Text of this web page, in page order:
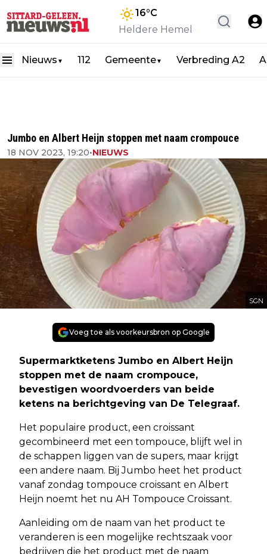
16°C
Heldere Hemel
Nieuws ▼ 112 Gemeente▼ Verbreding A2
Jumbo en Albert Heijn stoppen met naam crompouce
18 NOV 2023, 19:20•NIEUWS
SGN
Voeg toe als voorkeursbron op Google
Supermarktketens Jumbo en Albert Heijn
stoppen met de naam crompouce,
bevestigen woordvoerders van beide
ketens na berichtgeving van De Telegraaf.
Het populaire product, een croissant
gecombineerd met een tompouce, blijft wel in
de schappen liggen van de supers, maar krijgt
een andere naam. Bij Jumbo heet het product
vanaf zondag tompouce croissant en Albert
Heijn noemt het nu AH Tompouce Croissant.
Aanleiding om de naam van het product te
veranderen is een mogelijke rechtszaak voor
bedrijven die het product met de naam